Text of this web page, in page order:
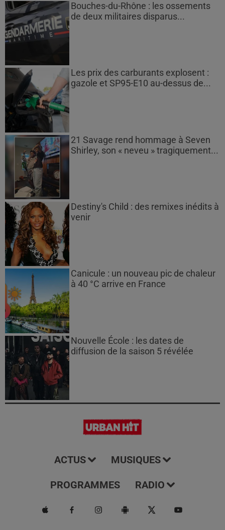
Bouches-du-Rhône : les ossements
de deux militaires disparus...
Les prix des carburants explosent :
gazole et SP95-E10 au-dessus de...
21 Savage rend hommage à Seven
Shirley, son « neveu » tragiquement...
Destiny's Child : des remixes inédits à
venir
Canicule : un nouveau pic de chaleur
à 40 °C arrive en France
Nouvelle École : les dates de
diffusion de la saison 5 révélée
ACTUS MUSIQUES
PROGRAMMES RADIO